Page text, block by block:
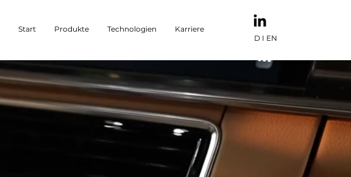
Start Produkte Technologien
Karriere
D I EN